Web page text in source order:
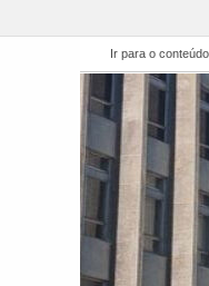
Ir para o conteúdo